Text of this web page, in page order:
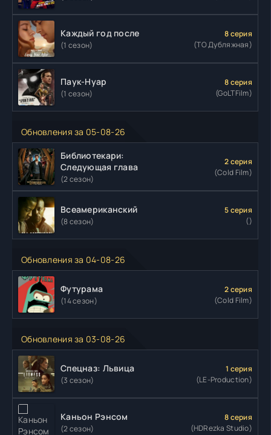
Каждый год после
(1 сезон)
8 серия
(ТО Дубляжная)
Паук-Нуар
(1 сезон)
8 серия
(GoLTFilm)
Обновления за 05-08-26
Библиотекари:
Следующая глава
(2 сезон)
2 серия
(Cold Film)
Всеамериканский
(8 сезон)
5 серия
()
Обновления за 04-08-26
Футурама
(14 сезон)
2 серия
(Cold Film)
Обновления за 03-08-26
Спецназ: Львица
(3 сезон)
1 серия
(LE-Production)
Каньон Рэнсом
(2 сезон)
8 серия
(HDRezka Studio)